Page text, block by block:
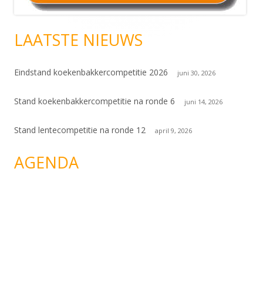
LAATSTE NIEUWS
Eindstand koekenbakkercompetitie 2026 juni 30, 2026
Stand koekenbakkercompetitie na ronde 6 juni 14, 2026
Stand lentecompetitie na ronde 12 april 9, 2026
AGENDA